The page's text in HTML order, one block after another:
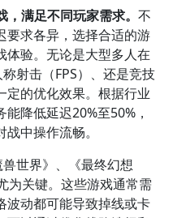
满足不同玩家需求。 不
要求各异，选择合适的游
体验。无论是大型多人在
射击（FPS）、还是竞技
定的优化效果。根据行业
降低延迟20%至50%，
中操作流畅。
世界》、《最终幻想
为关键。这些游戏通常需
波动都可能导致掉线或卡